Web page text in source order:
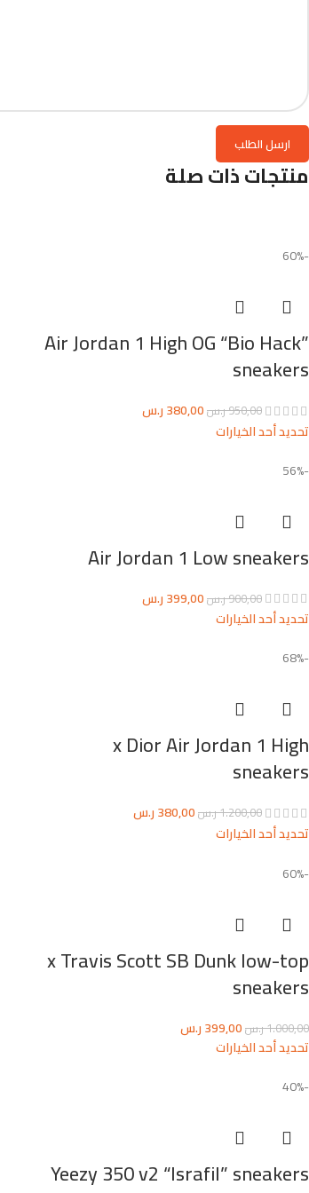
منتجات ذات صلة
-60%
Air Jordan 1 High OG “Bio Hack”
sneakers
950,00ر.س380,00ر.س
تحديد أحد الخيارات
-56%
Air Jordan 1 Low sneakers
900,00ر.س399,00ر.س
تحديد أحد الخيارات
-68%
x Dior Air Jordan 1 High
sneakers
1.200,00ر.س380,00ر.س
تحديد أحد الخيارات
-60%
x Travis Scott SB Dunk low-top
sneakers
1.000,00ر.س399,00ر.س
تحديد أحد الخيارات
-40%
Yeezy 350 v2 “Israfil” sneakers